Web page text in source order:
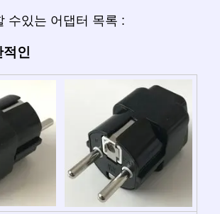
수있는 어댑터 목록 :
인